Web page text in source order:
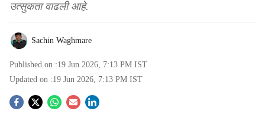
उत्सुकता वाढली आहे.
Sachin Waghmare
Published on :19 Jun 2026, 7:13 PM IST
Updated on :19 Jun 2026, 7:13 PM IST
S